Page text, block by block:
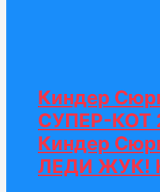
Киндер
СУПЕР-КОТ
Киндер
ЛЕДИ ЖУК!